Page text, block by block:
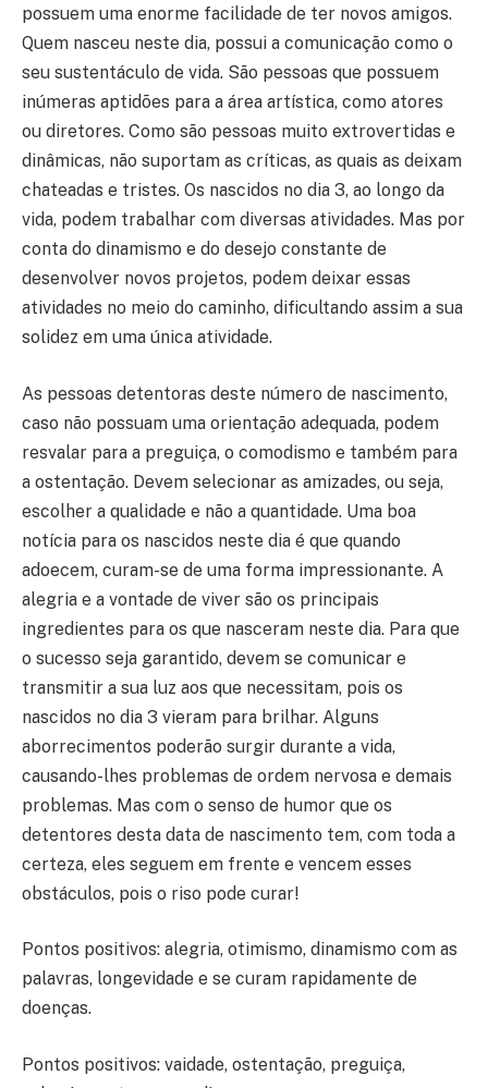
possuem uma enorme facilidade de ter novos amigos.
Quem nasceu neste dia, possui a comunicação como o
seu sustentáculo de vida. São pessoas que possuem
inúmeras aptidões para a área artística, como atores
ou diretores. Como são pessoas muito extrovertidas e
dinâmicas, não suportam as críticas, as quais as deixam
chateadas e tristes. Os nascidos no dia 3, ao longo da
vida, podem trabalhar com diversas atividades. Mas por
conta do dinamismo e do desejo constante de
desenvolver novos projetos, podem deixar essas
atividades no meio do caminho, dificultando assim a sua
solidez em uma única atividade.
As pessoas detentoras deste número de nascimento,
caso não possuam uma orientação adequada, podem
resvalar para a preguiça, o comodismo e também para
a ostentação. Devem selecionar as amizades, ou seja,
escolher a qualidade e não a quantidade. Uma boa
notícia para os nascidos neste dia é que quando
adoecem, curam-se de uma forma impressionante. A
alegria e a vontade de viver são os principais
ingredientes para os que nasceram neste dia. Para que
o sucesso seja garantido, devem se comunicar e
transmitir a sua luz aos que necessitam, pois os
nascidos no dia 3 vieram para brilhar. Alguns
aborrecimentos poderão surgir durante a vida,
causando-lhes problemas de ordem nervosa e demais
problemas. Mas com o senso de humor que os
detentores desta data de nascimento tem, com toda a
certeza, eles seguem em frente e vencem esses
obstáculos, pois o riso pode curar!
Pontos positivos: alegria, otimismo, dinamismo com as
palavras, longevidade e se curam rapidamente de
doenças.
Pontos positivos: vaidade, ostentação, preguiça,